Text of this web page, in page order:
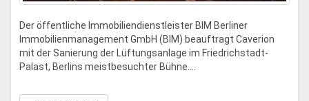
Der öffentliche Immobiliendienstleister BIM Berliner
Immobilienmanagement GmbH (BIM) beauftragt Caverion
mit der Sanierung der Lüftungsanlage im Friedrichstadt-
Palast, Berlins meistbesuchter Bühne....